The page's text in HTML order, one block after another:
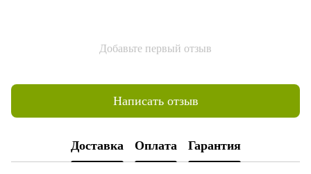
Добавьте первый отзыв
Написать отзыв
Доставка Оплата Гарантия